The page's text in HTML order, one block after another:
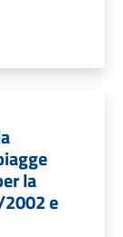
la
e